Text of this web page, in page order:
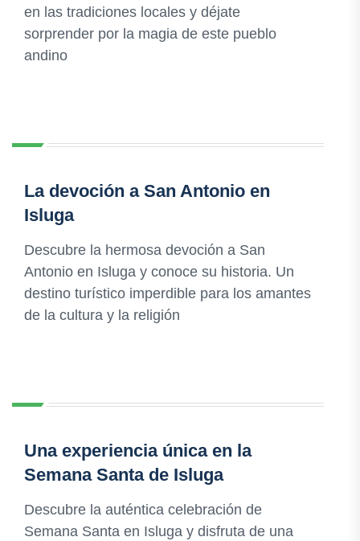
en las tradiciones locales y déjate
sorprender por la magia de este pueblo
andino
La devoción a San Antonio en
Isluga
Descubre la hermosa devoción a San
Antonio en Isluga y conoce su historia. Un
destino turístico imperdible para los amantes
de la cultura y la religión
Una experiencia única en la
Semana Santa de Isluga
Descubre la auténtica celebración de
Semana Santa en Isluga y disfruta de una